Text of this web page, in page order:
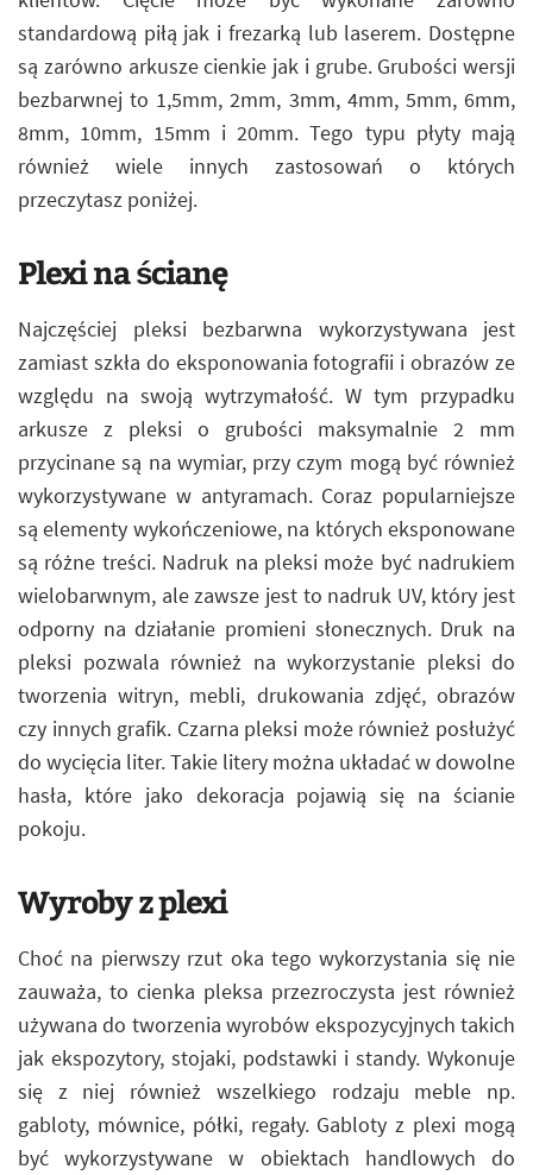
standardową piłą jak i frezarką lub laserem. Dostępne
są zarówno arkusze cienkie jak i grube. Grubości wersji
bezbarwnej to 1,5mm, 2mm, 3mm, 4mm, 5mm, 6mm,
8mm, 10mm, 15mm i 20mm. Tego typu płyty mają
również wiele innych zastosowań o których
przeczytasz poniżej.
Plexi na ścianę
Najczęściej pleksi bezbarwna wykorzystywana jest
zamiast szkła do eksponowania fotografii i obrazów ze
względu na swoją wytrzymałość. W tym przypadku
arkusze z pleksi o grubości maksymalnie 2 mm
przycinane są na wymiar, przy czym mogą być również
wykorzystywane w antyramach. Coraz popularniejsze
są elementy wykończeniowe, na których eksponowane
są różne treści. Nadruk na pleksi może być nadrukiem
wielobarwnym, ale zawsze jest to nadruk UV, który jest
odporny na działanie promieni słonecznych. Druk na
pleksi pozwala również na wykorzystanie pleksi do
tworzenia witryn, mebli, drukowania zdjęć, obrazów
czy innych grafik. Czarna pleksi może również posłużyć
do wycięcia liter. Takie litery można układać w dowolne
hasła, które jako dekoracja pojawią się na ścianie
pokoju.
Wyroby z plexi
Choć na pierwszy rzut oka tego wykorzystania się nie
zauważa, to cienka pleksa przezroczysta jest również
używana do tworzenia wyrobów ekspozycyjnych takich
jak ekspozytory, stojaki, podstawki i standy. Wykonuje
się z niej również wszelkiego rodzaju meble np.
gabloty, mównice, półki, regały. Gabloty z plexi mogą
być wykorzystywane w obiektach handlowych do